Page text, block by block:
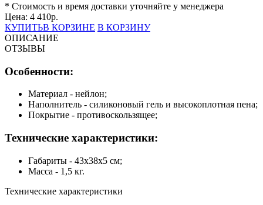
* Стоимость и время доставки уточняйте у менеджера
Цена: 4 410р.
КУПИТЬВ КОРЗИНЕ В КОРЗИНУ
ОПИСАНИЕ
ОТЗЫВЫ
Особенности:
Материал - нейлон;
Наполнитель - силиконовый гель и высокоплотная пена;
Покрытие - противоскользящее;
Технические характеристики:
Габариты - 43х38х5 см;
Масса - 1,5 кг.
Технические характеристики